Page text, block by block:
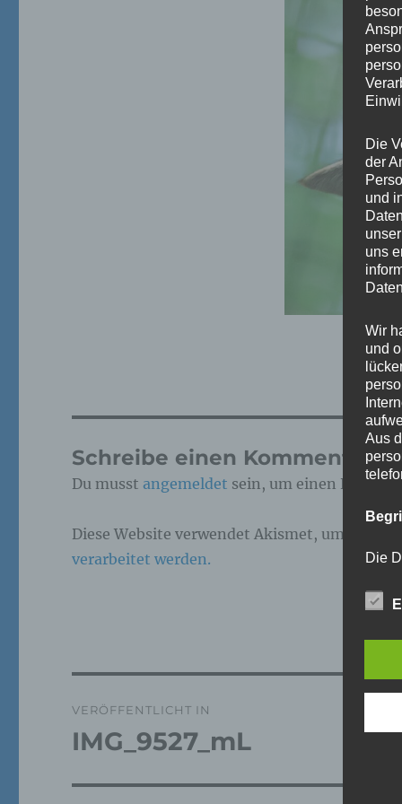
Schreibe einen Kommentar
Du musst angemeldet sein, um einen
Diese Website verwendet Akismet, um Spam
verarbeitet werden.
VERÖFFENTLICHT IN
IMG_9527_mL
Die
der
und
uns
Wir
und
Aus
Die
dies
Wir